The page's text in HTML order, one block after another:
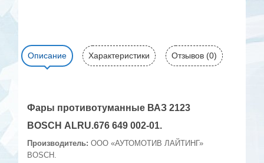
Описание Характеристики Отзывов (0)
Фары противотуманные ВАЗ 2123
BOSCH ALRU.676 649 002-01.
Производитель: ООО «АУТОМОТИВ ЛАЙТИНГ»
BOSCH.